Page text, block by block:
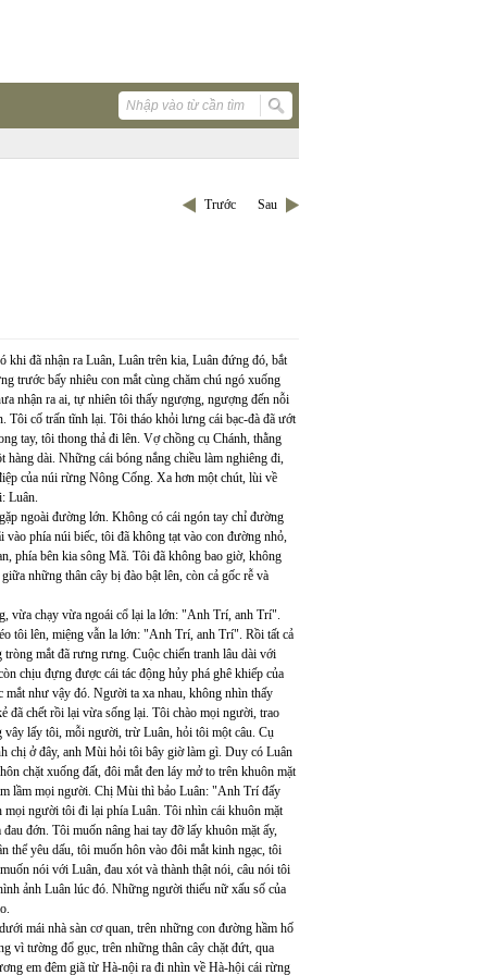
Trước Sau
đã nhận ra Luân, Luân trên kia, Luân đứng đó, bắt
trước bấy nhiêu con mắt cùng chăm chú ngó xuống
nhận ra ai, tự nhiên tôi thấy ngượng, ngượng đến nỗi
Tôi cố trấn tĩnh lại. Tôi tháo khỏi lưng cái bạc-đà đã ướt
tay, tôi thong thả đi lên. Vợ chồng cụ Chánh, thằng
hàng dài. Những cái bóng nắng chiều làm nghiêng đi,
của núi rừng Nông Cống. Xa hơn một chút, lùi về
Luân.
ngoài đường lớn. Không có cái ngón tay chỉ đường
vào phía núi biếc, tôi đã không tạt vào con đường nhỏ,
phía bên kia sông Mã. Tôi đã không bao giờ, không
những thân cây bị đào bật lên, còn cả gốc rễ và
vừa chạy vừa ngoái cổ lại la lớn: "Anh Trí, anh Trí".
tôi lên, miệng vẫn la lớn: "Anh Trí, anh Trí". Rồi tất cả
mắt đã rưng rưng. Cuộc chiến tranh lâu dài với
chịu đựng được cái tác động hủy phá ghê khiếp của
mắt như vậy đó. Người ta xa nhau, không nhìn thấy
đã chết rồi lại vừa sống lại. Tôi chào mọi người, trao
vây lấy tôi, mỗi người, trừ Luân, hỏi tôi một câu. Cụ
chị ở đây, anh Mùi hỏi tôi bây giờ làm gì. Duy có Luân
chặt xuống đất, đôi mắt đen láy mở to trên khuôn mặt
lầm mọi người. Chị Mùi thì bảo Luân: "Anh Trí đấy
người tôi đi lại phía Luân. Tôi nhìn cái khuôn mặt
đớn. Tôi muốn nâng hai tay đỡ lấy khuôn mặt ấy,
thể yêu dấu, tôi muốn hôn vào đôi mắt kinh ngạc, tôi
nói với Luân, đau xót và thành thật nói, câu nói tôi
ảnh Luân lúc đó. Những người thiếu nữ xấu số của
mái nhà sàn cơ quan, trên những con đường hầm hố
vì tường đổ gục, trên những thân cây chặt đứt, qua
em đêm giã từ Hà-nội ra đi nhìn về Hà-hội cái rừng